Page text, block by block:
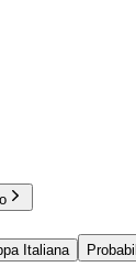
Italiana